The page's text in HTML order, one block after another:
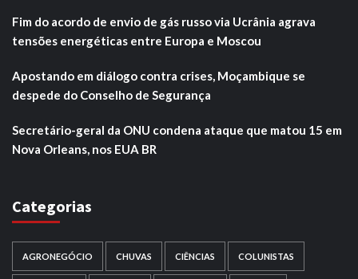
Fim do acordo de envio de gás russo via Ucrânia agrava
tensões energéticas entre Europa e Moscou
Apostando em diálogo contra crises, Moçambique se
despede do Conselho de Segurança
Secretário-geral da ONU condena ataque que matou 15 em
Nova Orleans, nos EUA BR
Categorias
AGRONEGÓCIO CHUVAS CIÊNCIAS COLUNISTAS